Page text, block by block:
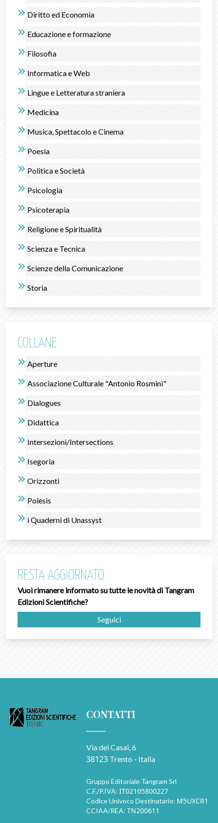
Diritto ed Economia
Educazione e formazione
Filosofia
Informatica e Web
Lingue e Letteratura straniera
Medicina
Musica, Spettacolo e Cinema
Poesia
Politica e Società
Psicologia
Psicoterapia
Religione e Spiritualità
Scienza e Tecnica
Scienze della Comunicazione
Storia
COLLANE
Aperture
Associazione Culturale "Antonio Rosmini"
Dialogues
Didattica
Intersezioni/Intersections
Isegorìa
Orizzonti
Poîesis
i Quaderni di Unassyst
RESTA AGGIORNATO
Vuoi rimanere informato su tutte le novità di Tangram
Edizioni Scientifiche?
Seguici
CONTATTI
Via dei Casai, 6
38123 Trento - Italia
Gruppo Editoriale Tangram Srl
C.F./P.IVA: IT02105800227
Codice Univoco Destinatario: M5UXCR1
CCIAA/REA: TN200611